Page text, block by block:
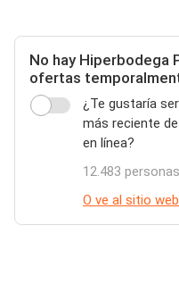
No hay Hiperbodega
ofertas
¿Te gustaría
más reciente
en línea?
12.483
O ve al sitio web